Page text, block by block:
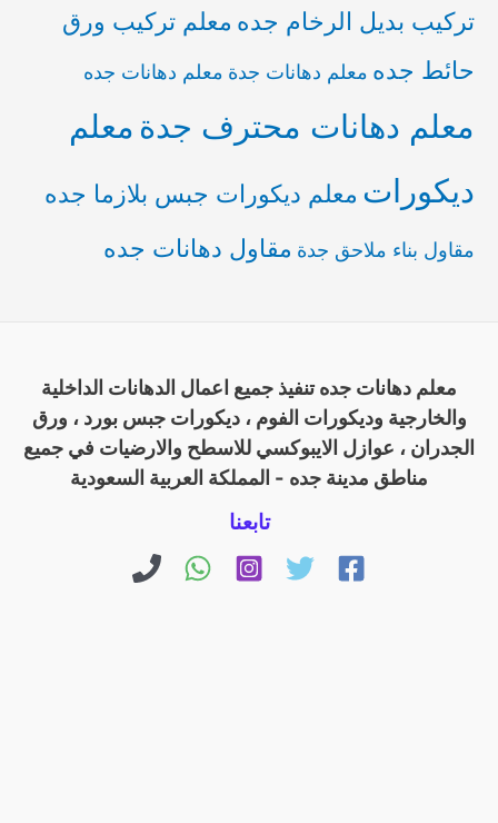
تركيب بديل الرخام جده معلم تركيب ورق
حائط جده معلم دهانات جدة معلم دهانات جده
معلم دهانات محترف جدة معلم
ديكورات معلم ديكورات جبس بلازما جده
مقاول بناء ملاحق جدة مقاول دهانات جده
معلم دهانات جده تنفيذ جميع اعمال الدهانات الداخلية
والخارجية وديكورات الفوم ، ديكورات جبس بورد ، ورق
الجدران ، عوازل الايبوكسي للاسطح والارضيات في جميع
مناطق مدينة جده - المملكة العربية السعودية
تابعنا